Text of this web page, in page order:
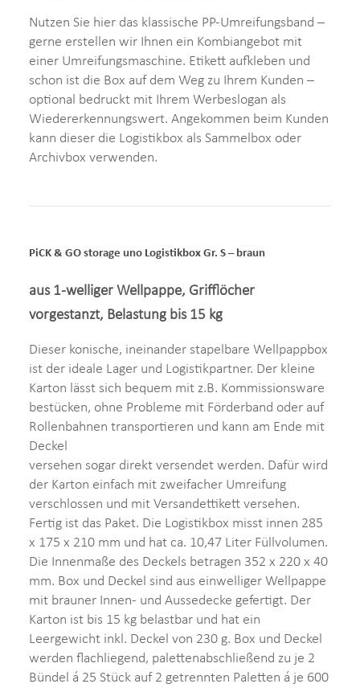
Nutzen Sie hier das klassische PP-Umreifungsband –
gerne erstellen wir Ihnen ein Kombiangebot mit
einer Umreifungsmaschine. Etikett aufkleben und
schon ist die Box auf dem Weg zu Ihrem Kunden –
optional bedruckt mit Ihrem Werbeslogan als
Wiedererkennungswert. Angekommen beim Kunden
kann dieser die Logistikbox als Sammelbox oder
Archivbox verwenden.
PiCK & GO storage uno Logistikbox Gr. S – braun
aus 1-welliger Wellpappe, Grifflöcher
vorgestanzt, Belastung bis 15 kg
Dieser konische, ineinander stapelbare Wellpappbox
ist der ideale Lager und Logistikpartner. Der kleine
Karton lässt sich bequem mit z.B. Kommissionsware
bestücken, ohne Probleme mit Förderband oder auf
Rollenbahnen transportieren und kann am Ende mit
Deckel
versehen sogar direkt versendet werden. Dafür wird
der Karton einfach mit zweifacher Umreifung
verschlossen und mit Versandettikett versehen.
Fertig ist das Paket. Die Logistikbox misst innen 285
x 175 x 210 mm und hat ca. 10,47 Liter Füllvolumen.
Die Innenmaße des Deckels betragen 352 x 220 x 40
mm. Box und Deckel sind aus einwelliger Wellpappe
mit brauner Innen- und Aussedecke gefertigt. Der
Karton ist bis 15 kg belastbar und hat ein
Leergewicht inkl. Deckel von 230 g. Box und Deckel
werden flachliegend, palettenabschließend zu je 2
Bündel á 25 Stück auf 2 getrennten Paletten á je 600